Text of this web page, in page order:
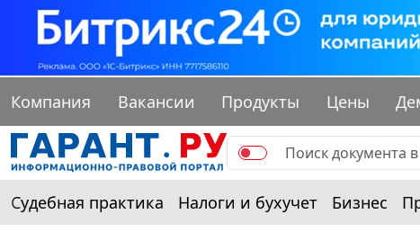
Компания Вакансии Продукты Цены
Судебная практика Налоги и бухучет Бизнес